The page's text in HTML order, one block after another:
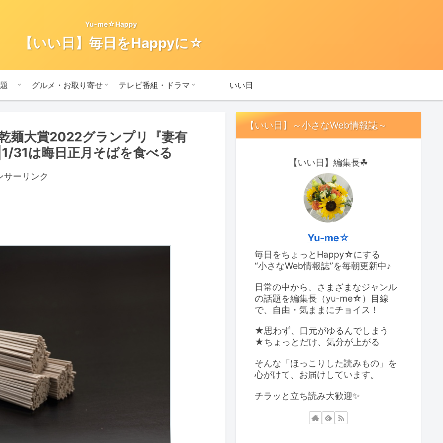
Yu-me☆Happy
【いい日】毎日をHappyに☆
グルメ・お取り寄せ テレビ番組・ドラマ いい日
麺大賞2022グランプリ『妻有
31は晦日正月そばを食べる
サーリンク
【いい日】～小さなWeb情報誌～
【いい日】編集長☘
Yu-me☆
毎日をちょっとHappy☆にする
“小さなWeb情報誌”を毎朝更新中♪
日常の中から、さまざまなジャンル
の話題を編集長（yu-me☆）目線
で、自由・気ままにチョイス！
★思わず、口元がゆるんでしまう
★ちょっとだけ、気分が上がる
そんな「ほっこりした読みもの」を
心がけて、お届けしています。
チラッと立ち読み大歓迎✨️